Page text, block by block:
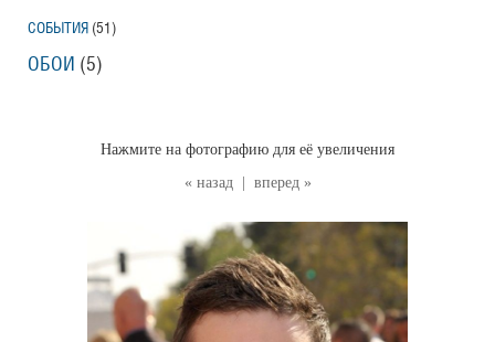
« назад вперед »
Нажмите на фотографию для её увеличения
СОБЫТИЯ (51 )
ОБОИ (5)